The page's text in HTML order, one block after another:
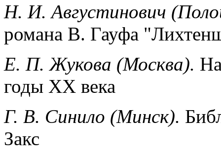
Н. И. Августинович
романа В. Гауфа
Е. П. Жукова (Москва).
годы XX века
Г. В. Синило (Минск).
Закс